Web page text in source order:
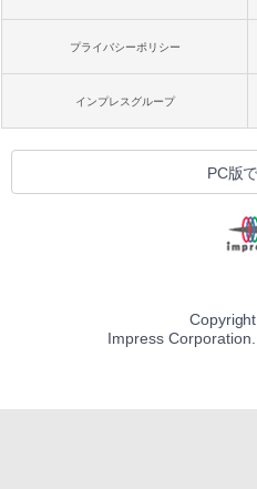
プライバシーポリシー
インプレスグループ
PC版
Impress